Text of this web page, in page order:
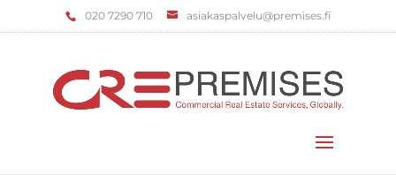
‌020 7290 710 asiakaspalvelu@premises.fi